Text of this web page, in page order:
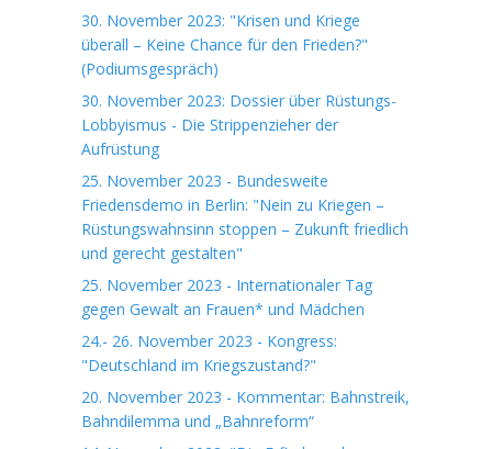
30. November 2023: "Krisen und Kriege
überall – Keine Chance für den Frieden?"
(Podiumsgespräch)
30. November 2023: Dossier über Rüstungs-
Lobbyismus - Die Strippenzieher der
Aufrüstung
25. November 2023 - Bundesweite
Friedensdemo in Berlin: "Nein zu Kriegen –
Rüstungswahnsinn stoppen – Zukunft friedlich
und gerecht gestalten"
25. November 2023 - Internationaler Tag
gegen Gewalt an Frauen* und Mädchen
24.- 26. November 2023 - Kongress:
"Deutschland im Kriegszustand?"
20. November 2023 - Kommentar: Bahnstreik,
Bahndilemma und „Bahnreform“